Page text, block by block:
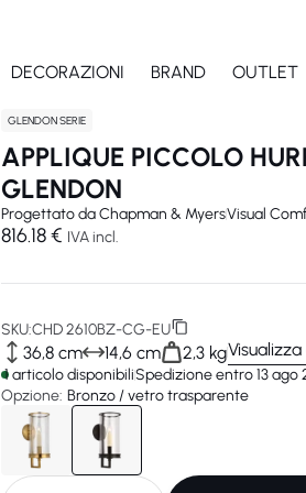
DECORAZIONI BRAND OUTLET
VISUALIZZA IN 3D
GLENDON SERIE
APPLIQUE PICCOLO
GLENDON
Progettato daChapman & MyersVisual
816.18 € IVA incl.
SKU:CHD 2610BZ-CG-EU
36,8 cm 14,6 cm 2,3 kg
1 articolo disponibiliSpedizione entro 13 ago
Opzione: Bronzo / vetro trasparente